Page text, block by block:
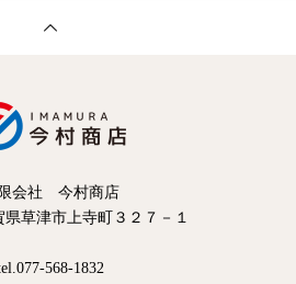
会社 今村商店
県草津市上寺町３２７－１
568-1832